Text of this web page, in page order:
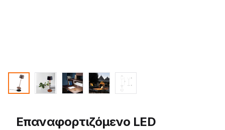
Επαναφορτιζόμενο LED